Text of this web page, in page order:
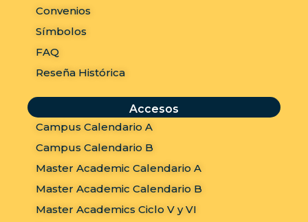
Convenios
Símbolos
FAQ
Reseña Histórica
Accesos
Campus Calendario A
Campus Calendario B
Master Academic Calendario A
Master Academic Calendario B
Master Academics Ciclo V y VI